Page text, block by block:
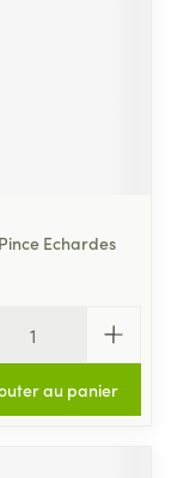
Echardes
au panier